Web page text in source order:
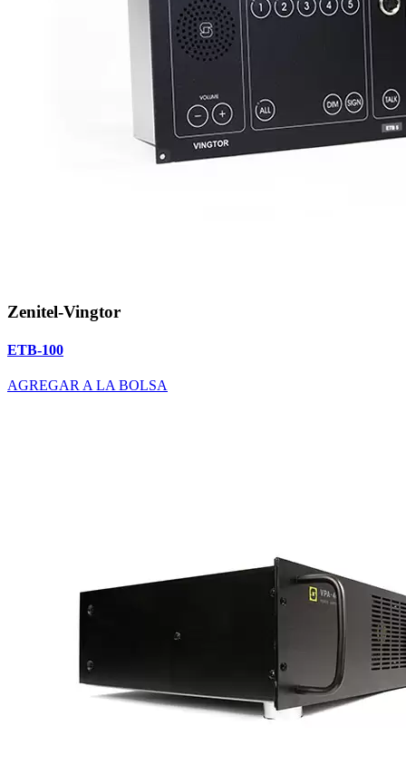
Zenitel-Vingtor
ETB-100
AGREGAR A LA BOLSA